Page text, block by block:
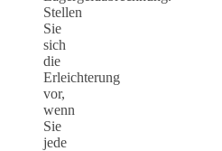
Stellen
Sie
sich
die
Erleichterung
vor,
wenn
Sie
jede